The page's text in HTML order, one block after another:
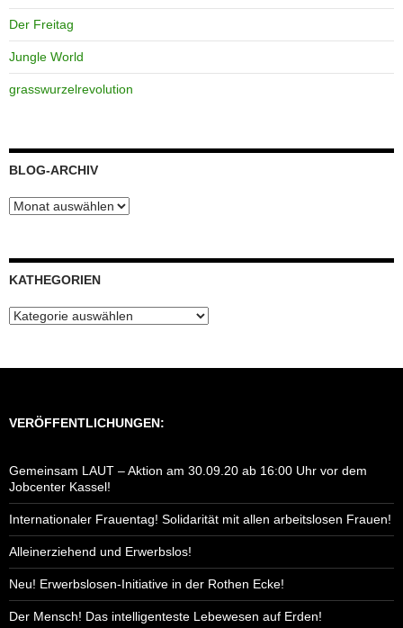
Der Freitag
Jungle World
grasswurzelrevolution
BLOG-ARCHIV
Blog-
KATHEGORIEN
Kathegorien
VERÖFFENTLICHUNGEN:
Gemeinsam LAUT – Aktion am 30.09.20 ab 16:00 Uhr vor dem
Jobcenter Kassel!
Internationaler Frauentag! Solidarität mit allen arbeitslosen Frauen!
Alleinerziehend und Erwerbslos!
Neu! Erwerbslosen-Initiative in der Rothen Ecke!
Der Mensch! Das intelligenteste Lebewesen auf Erden!